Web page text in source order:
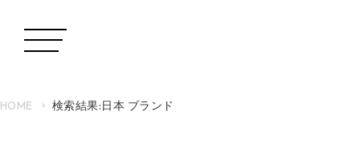
HOME 検索結果:日本 ブランド